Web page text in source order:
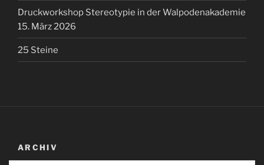
Druckworkshop Stereotypie in der Walpodenakademie
15. März 2026
25 Steine
ARCHIV